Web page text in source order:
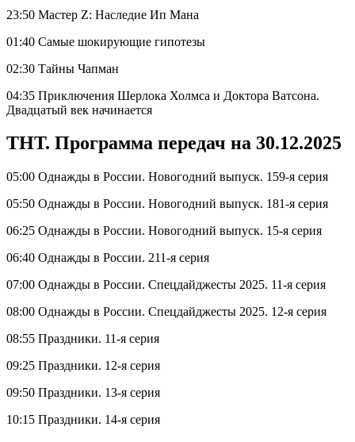
23:50 Мастер Z: Наследие Ип Мана
01:40 Самые шокирующие гипотезы
02:30 Тайны Чапман
04:35 Приключения Шерлока Холмса и Доктора Ватсона.
Двадцатый век начинается
ТНТ. Программа передач на 30.12.2025
05:00 Однажды в России. Новогодний выпуск. 159-я серия
05:50 Однажды в России. Новогодний выпуск. 181-я серия
06:25 Однажды в России. Новогодний выпуск. 15-я серия
06:40 Однажды в России. 211-я серия
07:00 Однажды в России. Спецдайджесты 2025. 11-я серия
08:00 Однажды в России. Спецдайджесты 2025. 12-я серия
08:55 Праздники. 11-я серия
09:25 Праздники. 12-я серия
09:50 Праздники. 13-я серия
10:15 Праздники. 14-я серия